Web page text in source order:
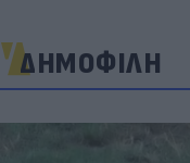
ΔΗΜΟΦΙΛΗ